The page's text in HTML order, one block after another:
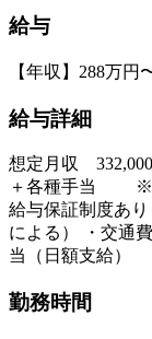
給与
【年収】288万円
給与詳細
想定月収
＋各種手当 ※入
給与保証制度あ
による） ・交通
当（日額支給）
勤務時間